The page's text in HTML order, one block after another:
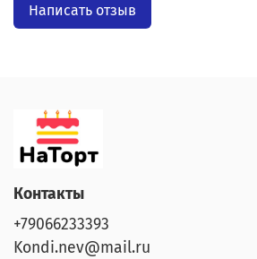
Написать отзыв
Контакты
+79066233393
Kondi.nev@mail.ru